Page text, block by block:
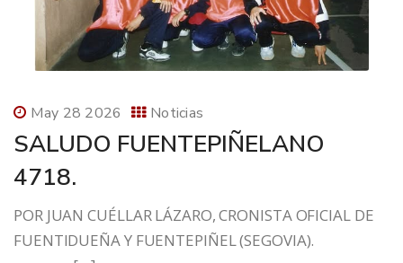
May 28 2026 Noticias
SALUDO FUENTEPIÑELANO
4718.
POR JUAN CUÉLLAR LÁZARO, CRONISTA OFICIAL DE
FUENTIDUEÑA Y FUENTEPIÑEL (SEGOVIA).